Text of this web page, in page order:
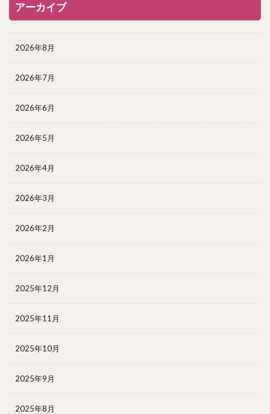
アーカイブ
2026年8月
2026年7月
2026年6月
2026年5月
2026年4月
2026年3月
2026年2月
2026年1月
2025年12月
2025年11月
2025年10月
2025年9月
2025年8月